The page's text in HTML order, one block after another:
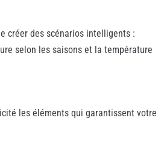
créer des scénarios intelligents :
selon les saisons et la température
les éléments qui garantissent votre